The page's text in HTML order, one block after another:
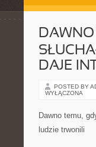
DAJE
POSTED BY
WYŁĄCZONA
Dawno temu,
ludzie trwonili